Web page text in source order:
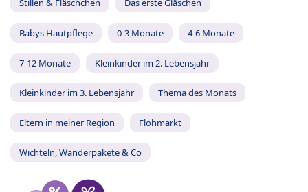
Stillen & Fläschchen Das erste Gläschen
Babys Hautpflege 0-3 Monate 4-6 Monate
7-12 Monate Kleinkinder im 2. Lebensjahr
Kleinkinder im 3. Lebensjahr Thema des Monats
Eltern in meiner Region Flohmarkt
Wichteln, Wanderpakete & Co